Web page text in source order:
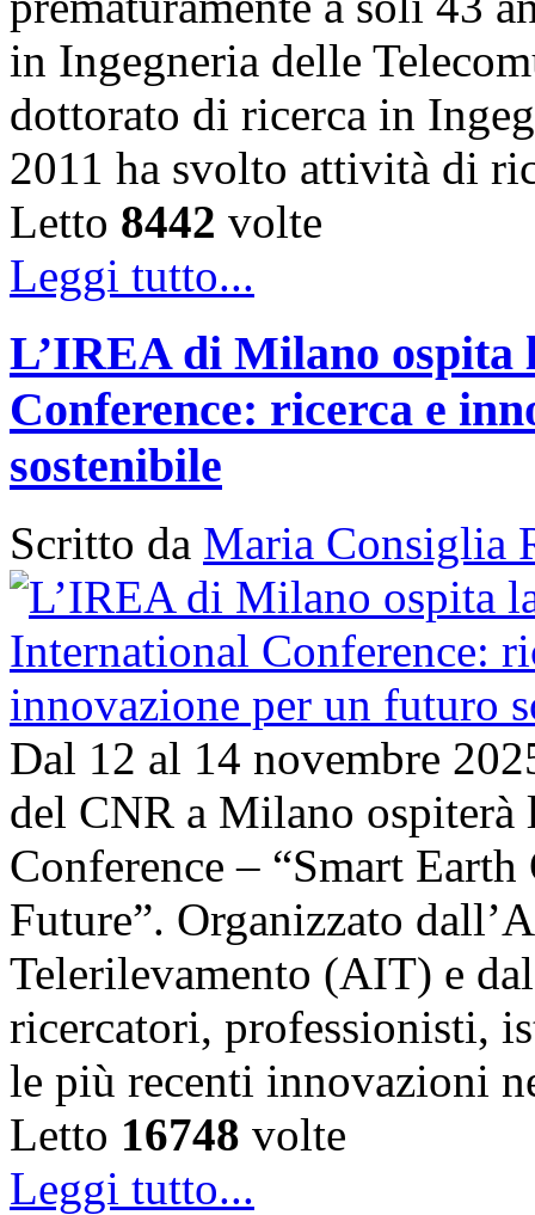
in Ingegneria delle
dottorato di ricerca in
2011 ha svolto attività di
Letto 8442 volte
Leggi tutto...
L’IREA di Milano
Conference: ricerca e
sostenibile
Scritto da Maria Consiglia
Dal 12 al 14 novembre
del CNR a Milano
Conference – “Smart
Future”. Organizzato
Telerilevamento (AIT) e
ricercatori, professionisti,
le più recenti innovazioni
Letto 16748 volte
Leggi tutto...